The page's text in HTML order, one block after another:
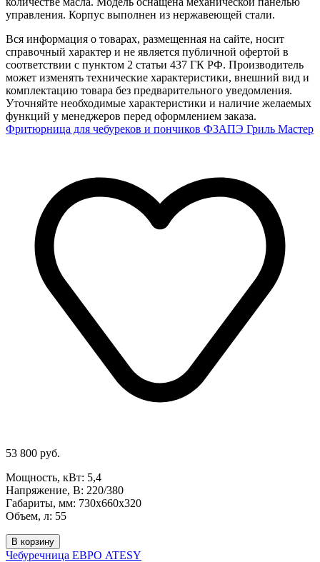
управления. Корпус выполнен из нержавеющей стали.
Вся информация о товарах, размещенная на сайте, носит
справочный характер и не является публичной офертой в
соответствии с пунктом 2 статьи 437 ГК РФ. Производитель
может изменять технические характеристики, внешний вид и
комплектацию товара без предварительного уведомления.
Уточняйте необходимые характеристики и наличие желаемых
функций у менеджеров перед оформлением заказа.
Фритюрница для чебуреков и пончиков Ф3АПЭ Гриль Мастер
53 800 руб.
Мощность, кВт: 5,4
Напряжение, В: 220/380
Габариты, мм: 730х660х320
Объем, л: 55
В корзину
Чебуречница ЕВРО ATESY